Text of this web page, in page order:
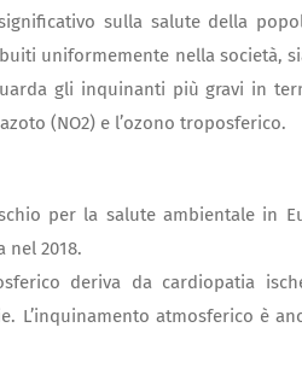
sulla salute della
uniformemente nella società,
gli inquinanti più gravi in
(NO2) e l’ozono troposferico.
per la salute ambientale in
2018.
deriva da cardiopatia
L’inquinamento atmosferico è